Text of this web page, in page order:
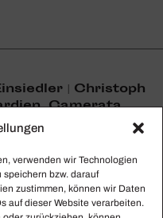
verwenden wir Technologien
bzw. darauf
zustimmen, können wir Daten
auf dieser Website verarbeiten.
| Chris­toph
Came­rata
Frei­burg,
Basel,
Toll (Solo